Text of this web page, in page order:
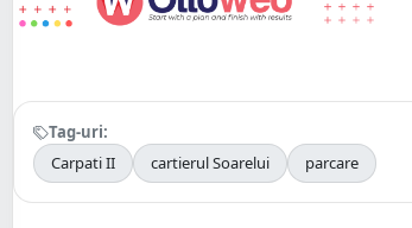
Tag-uri:
Carpati II
cartierul Soarelui parcare